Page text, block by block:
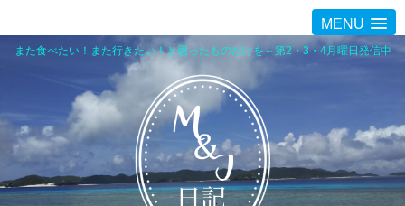
MENU
また食べたい！また行きたい！と思ったものだけを～第2・3・4月曜日発信中